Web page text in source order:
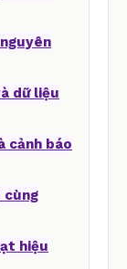
dữ liệu
cảnh báo
cùng
hiệu